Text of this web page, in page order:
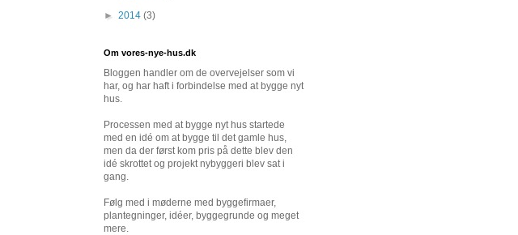
► 2014 (3)
Om vores-nye-hus.dk
Bloggen handler om de overvejelser som vi
har, og har haft i forbindelse med at bygge nyt
hus.
Processen med at bygge nyt hus startede
med en idé om at bygge til det gamle hus,
men da der først kom pris på dette blev den
idé skrottet og projekt nybyggeri blev sat i
gang.
Følg med i møderne med byggefirmaer,
plantegninger, idéer, byggegrunde og meget
mere.